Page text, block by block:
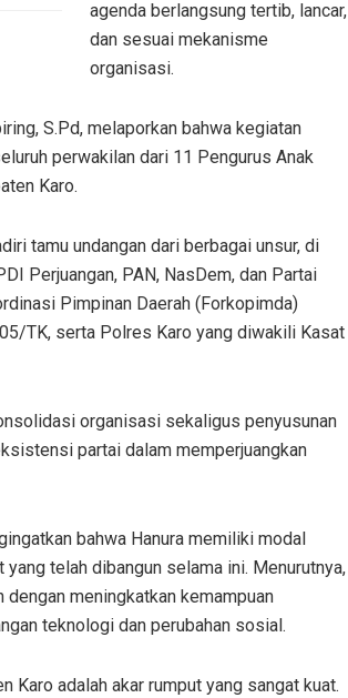
agenda berlangsung tertib, lancar,
dan sesuai mekanisme
organisasi.
S.Pd, melaporkan bahwa kegiatan
perwakilan dari 11 Pengurus Anak
Karo.
tamu undangan dari berbagai unsur, di
Perjuangan, PAN, NasDem, dan Partai
Pimpinan Daerah (Forkopimda)
TK, serta Polres Karo yang diwakili Kasat
organisasi sekaligus penyusunan
partai dalam memperjuangkan
bahwa Hanura memiliki modal
telah dibangun selama ini. Menurutnya,
meningkatkan kemampuan
teknologi dan perubahan sosial.
Karo adalah akar rumput yang sangat kuat.